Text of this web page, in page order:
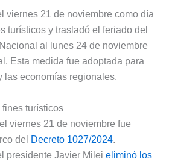
viernes 21 de noviembre como día
turísticos y trasladó el feriado del
al lunes 24 de noviembre
Esta medida fue adoptada para
las economías regionales.
turísticos
viernes 21 de noviembre fue
del
Decreto 1027/2024.
presidente Javier Milei eliminó los